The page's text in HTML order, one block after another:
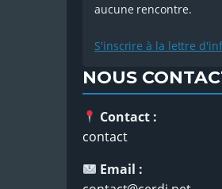
aucune rencontre.
S'inscrire à la lettre
NOUS
Contact :
contact
Email :